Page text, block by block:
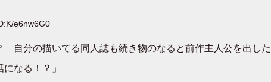
e6nw6G0
自分の描いてる同人誌も続き物のなると前作主人公を出した
なる！？」